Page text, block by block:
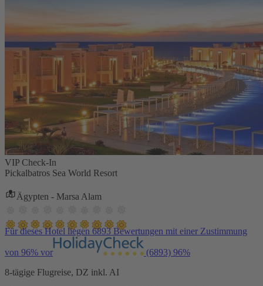
VIP Check-In
Pickalbatros Sea World Resort
Ägypten - Marsa Alam
Für dieses Hotel liegen 6893 Bewertungen mit einer Zustimmung
von 96% vor (6893) 96%
8-tägige Flugreise, DZ inkl. AI